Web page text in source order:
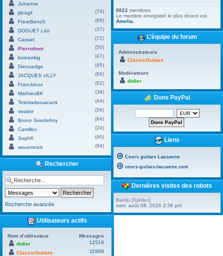
Johanne
jdcagli
(74)
FrereBenoît
(69)
DOGUET Léo
(37)
Cassiel
(72)
Pierrotinot
(50)
boineekig
(47)
Dienuedge
(45)
JACQUES vILLY
(66)
Franckinux
(62)
MathieuBK
(38)
Teletraderuacank
(44)
vivalee
(56)
Bruno Goedefroy
(64)
Camillex
(24)
SophK
(40)
wsuemnick
(64)
Rechercher
Recherche avancée
Utilisateurs actifs
Nom d’utilisateur
Messages
didier
12519
ClassicGuitare
11909
8822 membres
Le membre enregistré le plus récent est
Amelia
L’équipe du forum
Administrateurs
ClassicGuitare
Modérateurs
didier
Dons PayPal
Liens
Cours guitare Lausanne
cours-guitare-lausanne.com
Dernières visites des robots
Baidu [Spider]
sam. août 08, 2026 2:38 pm